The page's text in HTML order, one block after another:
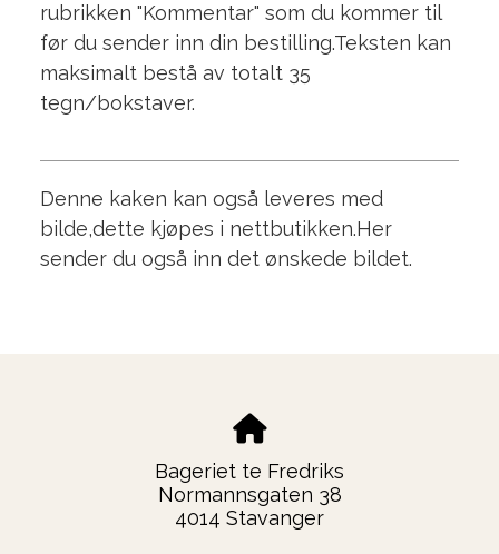
rubrikken "Kommentar" som du kommer til
før du sender inn din bestilling.Teksten kan
maksimalt bestå av totalt 35
tegn/bokstaver.
Denne kaken kan også leveres med
bilde,dette kjøpes i nettbutikken.Her
sender du også inn det ønskede bildet.
Bageriet te Fredriks
Normannsgaten 38
4014 Stavanger